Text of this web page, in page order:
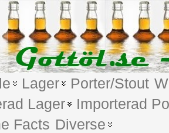
Lager Porter/Stout
Lager
Importerad
Facts Diverse